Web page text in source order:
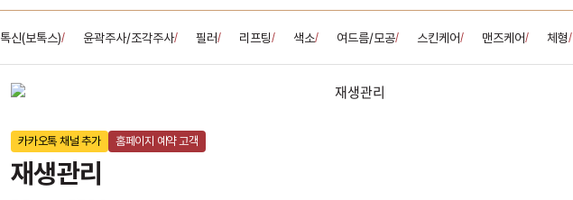
톡신(보톡스)/ 윤곽주사/조각주사/ 필러/ 리프팅/ 색소/ 여드름/모공/ 스킨케어/ 맨즈케어/ 체형/
카카오톡 채널 추가 홈페이지 예약 고객
재생관리